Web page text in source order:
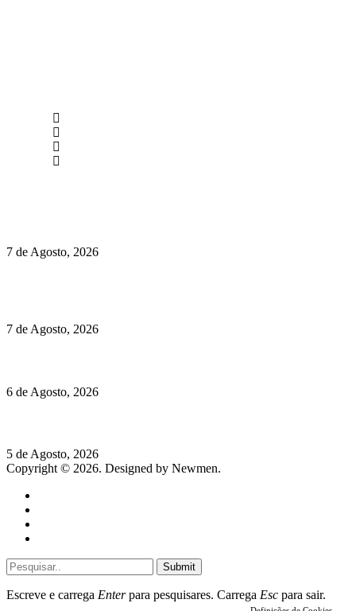
7 de Agosto, 2026
7 de Agosto, 2026
6 de Agosto, 2026
5 de Agosto, 2026
Copyright © 2026. Designed by Newmen.
Submit
Escreve e carrega Enterpara pesquisares. Carrega Esc para sair.